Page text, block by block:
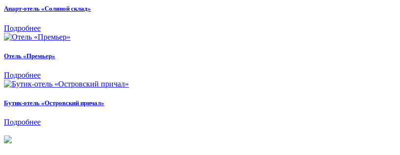
Апарт-отель «Соляной склад»
Подробнее
Отель «Премьер»
Подробнее
Бутик-отель «Островский причал»
Подробнее